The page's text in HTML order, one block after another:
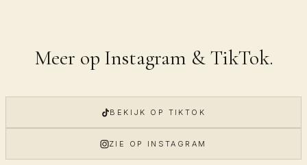
Meer op Instagram & TikTok.
BEKIJK OP TIKTOK
ZIE OP INSTAGRAM